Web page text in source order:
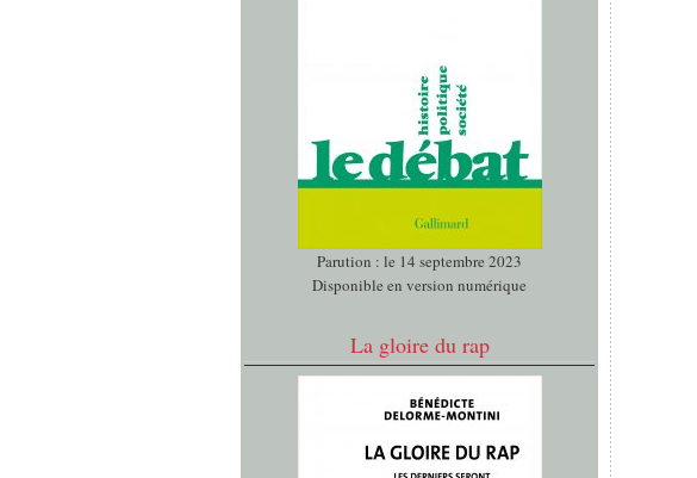
Parution : le 14 septembre 2023
Disponible en version numérique
La gloire du rap